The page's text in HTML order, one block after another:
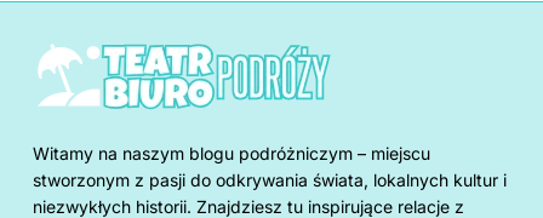
Witamy na naszym blogu podróżniczym – miejscu
stworzonym z pasji do odkrywania świata, lokalnych kultur i
niezwykłych historii. Znajdziesz tu inspirujące relacje z